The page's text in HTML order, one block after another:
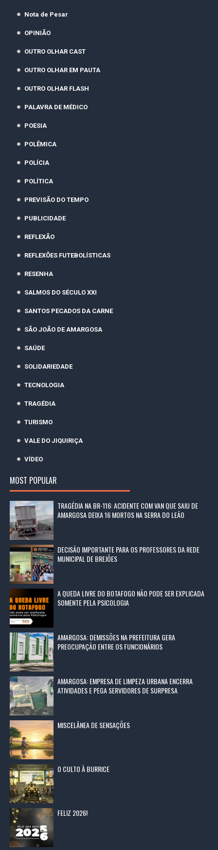
Nota de Pesar
OPINIÃO
OUTRO OLHAR CAST
OUTRO OLHAR EM PAUTA
OUTRO OLHAR FLASH
PALAVRA DE MÉDICO
POESIA
POLÊMICA
POLÍCIA
POLÍTICA
PREVISÃO DO TEMPO
PUBLICIDADE
REFLEXÃO
REFLEXÕES FUTEBOLÍSTICAS
RESENHA
SALMOS DO SÉCULO XXI
SANTOS PECADOS DA CARNE
SÃO JOÃO DE AMARGOSA
SAÚDE
SOLIDARIEDADE
TECNOLOGIA
TRAGÉDIA
TURISMO
VALE DO JIQUIRIÇA
VÍDEO
MOST POPULAR
TRAGÉDIA NA BR-116: ACIDENTE COM VAN QUE SAIU DE
AMARGOSA DEIXA 16 MORTOS NA SERRA DO LEÃO
DECISÃO IMPORTANTE PARA OS PROFESSORES DA REDE
MUNICIPAL DE BREJÕES
A QUEDA LIVRE DO BOTAFOGO NÃO PODE SER EXPLICADA
SOMENTE PELA PSICOLOGIA
AMARGOSA: DEMISSÕES NA PREFEITURA GERA
PREOCUPAÇÃO ENTRE OS FUNCIONÁRIOS
AMARGOSA: EMPRESA DE LIMPEZA URBANA ENCERRA
ATIVIDADES E PEGA SERVIDORES DE SURPRESA
MISCELÂNEA DE SENSAÇÕES
O CULTO À BURRICE
FELIZ 2026!